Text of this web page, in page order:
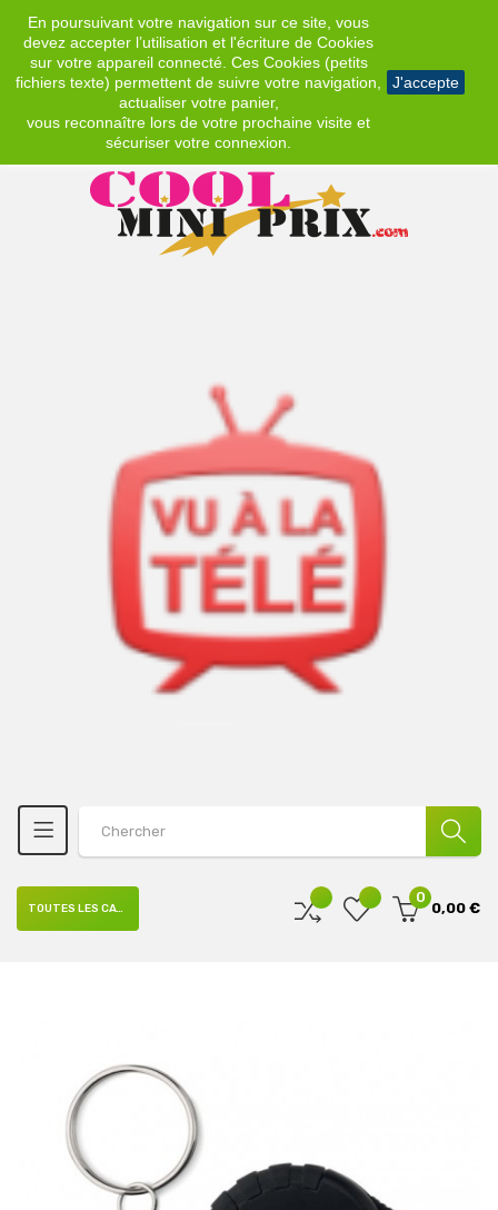
En poursuivant votre navigation sur ce site, vous
devez accepter l’utilisation et l'écriture de Cookies
sur votre appareil connecté. Ces Cookies (petits
fichiers texte) permettent de suivre votre navigation,
actualiser votre panier,
vous reconnaître lors de votre prochaine visite et
sécuriser votre connexion.
J'accepte
EUR
0
0,00 €
TOUTES LES CATÉGORIES